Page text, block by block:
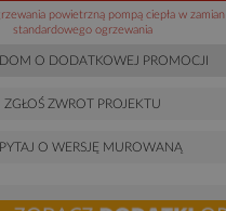
powietrzną pompą ciepła w zamian
standardowego ogrzewania
O DODATKOWEJ PROMOCJI
ZGŁOŚ ZWROT PROJEKTU
O WERSJĘ MUROWANĄ